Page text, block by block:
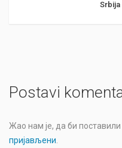
Srbija
Postavi
Жао нам је, да би
пријављени